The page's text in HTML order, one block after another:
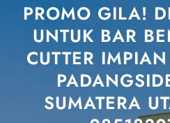
PROMO GILA!
UNTUK BAR
CUTTER
SUMATERA